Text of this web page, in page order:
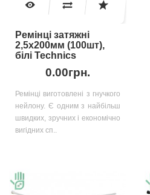
Ремінці затяжні
2,5х200мм (100шт),
білі Technics
0.00грн.
Ремінці виготовлені з гнучкого
нейлону. Є одним з найбільш
швидких, зручних і економічно
вигідних сп..